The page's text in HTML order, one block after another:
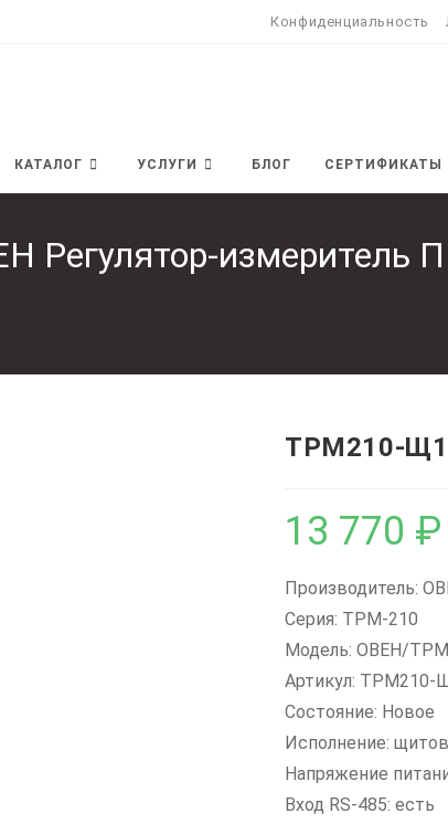
Конфиденциальность
КАТАЛОГ УСЛУГИ БЛОГ СЕРТИФИКАТЫ
измеритель
ТРМ210-
13 770 ₽
Производитель:
Серия: ТРМ-210
Модель: ОВЕН/
Артикул: ТРМ210-
Состояние: Новое
Исполнение:
Напряжение
Вход RS-485: есть